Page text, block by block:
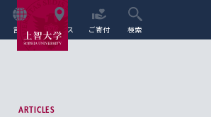
言語 アクセス ご寄付 検索
ARTICLES